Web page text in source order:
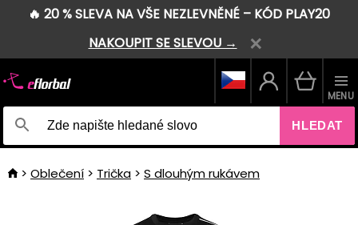
🔥 20 % SLEVA NA VŠE NEZLEVNĚNÉ – KÓD PLAY20
NAKOUPIT SE SLEVOU →
HLEDAT
MENU
Oblečení Trička S dlouhým rukávem